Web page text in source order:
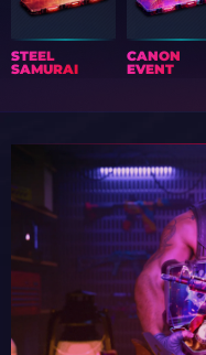
STEEL
SAMURAI
CANON
EVENT